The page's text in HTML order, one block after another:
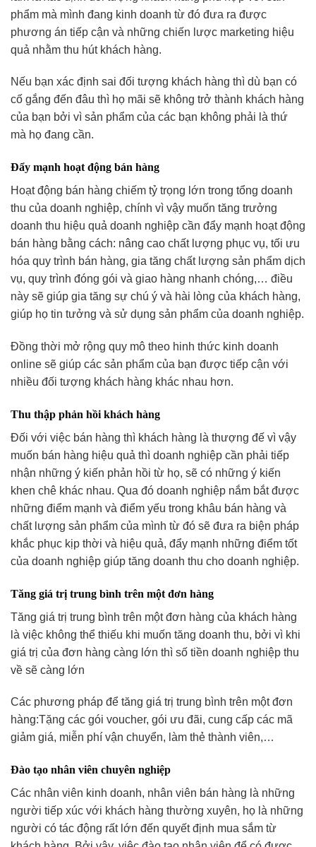
phẩm mà mình đang kinh doanh từ đó đưa ra được
phương án tiếp cận và những chiến lược marketing hiệu
quả nhằm thu hút khách hàng.
Nếu bạn xác định sai đối tượng khách hàng thì dù bạn có
cố gắng đến đâu thì họ mãi sẽ không trở thành khách hàng
của bạn bởi vì sản phẩm của các bạn không phải là thứ
mà họ đang cần.
Đẩy mạnh hoạt động bán hàng
Hoạt động bán hàng chiếm tỷ trọng lớn trong tổng doanh
thu của doanh nghiệp, chính vì vậy muốn tăng trưởng
doanh thu hiệu quả doanh nghiệp cần đẩy mạnh hoạt động
bán hàng bằng cách: nâng cao chất lượng phục vụ, tối ưu
hóa quy trình bán hàng, gia tăng chất lượng sản phẩm dịch
vụ, quy trình đóng gói và giao hàng nhanh chóng,… điều
này sẽ giúp gia tăng sự chú ý và hài lòng của khách hàng,
giúp họ tin tưởng và sử dụng sản phẩm của doanh nghiệp.
Đồng thời mở rộng quy mô theo hinh thức kinh doanh
online sẽ giúp các sản phẩm của bạn được tiếp cận với
nhiều đối tượng khách hàng khác nhau hơn.
Thu thập phản hồi khách hàng
Đối với việc bán hàng thì khách hàng là thượng đế vì vậy
muốn bán hàng hiệu quả thì doanh nghiệp cần phải tiếp
nhận những ý kiến phản hồi từ họ, sẽ có những ý kiến
khen chê khác nhau. Qua đó doanh nghiệp nắm bắt được
những điểm mạnh và điểm yếu trong khâu bán hàng và
chất lượng sản phẩm của mình từ đó sẽ đưa ra biện pháp
khắc phục kịp thời và hiệu quả, đẩy mạnh những điểm tốt
của doanh nghiệp giúp tăng doanh thu cho doanh nghiệp.
Tăng giá trị trung bình trên một đơn hàng
Tăng giá trị trung bình trên một đơn hàng của khách hàng
là việc không thể thiếu khi muốn tăng doanh thu, bởi vì khi
giá trị của đơn hàng càng lớn thì số tiền doanh nghiệp thu
về sẽ càng lớn
Các phương pháp để tăng giá trị trung bình trên một đơn
hàng:Tặng các gói voucher, gói ưu đãi, cung cấp các mã
giảm giá, miễn phí vận chuyển, làm thẻ thành viên,…
Đào tạo nhân viên chuyên nghiệp
Các nhân viên kinh doanh, nhân viên bán hàng là những
người tiếp xúc với khách hàng thường xuyên, họ là những
người có tác động rất lớn đến quyết định mua sắm từ